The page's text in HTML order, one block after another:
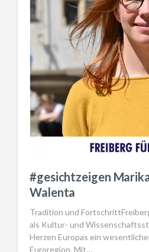
#gesichtzeigen
Walenta
Tradition und
als Kultur- und
Herzen Europas ein
Euroregion. Mit…